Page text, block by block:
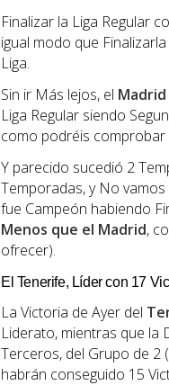
Finalizar la Liga Regular
igual modo que
Liga.
Sin ir Más lejos, el Madrid
Liga Regular siendo
como podréis
Y parecido sucedió 2
Temporadas, y No
fue Campeón habiendo
Menos que el Madrid,
ofrecer).
El Tenerife, Líder con 17
La Victoria de Ayer del
Liderato, mientras que
Terceros, del Grupo de 2
habrán conseguido 15